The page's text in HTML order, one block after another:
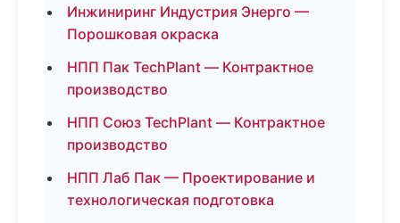
Инжиниринг Индустрия Энерго —
Порошковая окраска
НПП Пак TechPlant — Контрактное
производство
НПП Союз TechPlant — Контрактное
производство
НПП Лаб Пак — Проектирование и
технологическая подготовка